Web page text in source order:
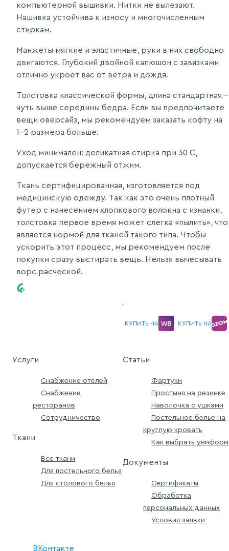
компьютерной вышивки. Нитки не вылезают.
Нашивка устойчива к износу и многочисленным
стиркам.
Манжеты мягкие и эластичные, руки в них свободно
двигаются. Глубокий двойной капюшон с завязками
отлично укроет вас от ветра и дождя.
Толстовка классической формы, длина стандартная -
чуть выше середины бедра. Если вы предпочитаете
вещи оверсайз, мы рекомендуем заказать кофту на
1-2 размера больше.
Уход минимален: деликатная стирка при 30 С,
допускается бережный отжим.
Ткань сертифицированная, изготовляется под
медицинскую одежду. Так как это очень плотный
футер с нанесением хлопкового волокна с изнанки,
толстовка первое время может слегка «пылить», что
является нормой для тканей такого типа. Чтобы
ускорить этот процесс, мы рекомендуем после
покупки сразу выстирать вещь. Нельзя вычесывать
ворс расческой.
КУПИТЬ НА
КУПИТЬ НА
Услуги
Снабжение отелей
Снабжение
ресторанов
Сотрудничество
Ткани
Все ткани
Для постельного белья
Для столового белья
Статьи
Фартуки
Простыня на резинке
Наволочка с ушками
Постельное белье на
круглую кровать
Как выбрать
Документы
Сертификаты
Обработка
персональных данных
Условия заявки
ВКонтакте